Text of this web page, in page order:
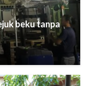
beku tanpa